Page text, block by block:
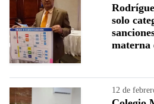
solo
materna
12 de